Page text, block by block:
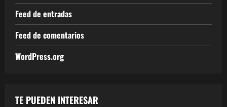
Feed de entradas
Feed de comentarios
WordPress.org
TE PUEDEN INTERESAR